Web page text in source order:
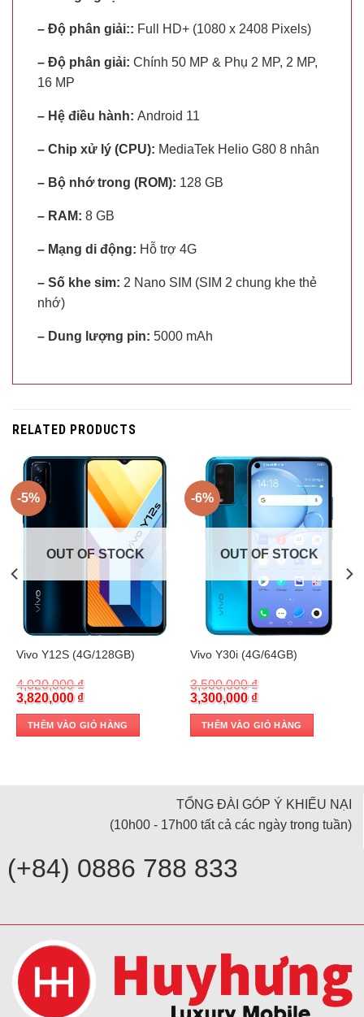
– Độ phân giải:: Full HD+ (1080 x 2408 Pixels)
– Độ phân giải: Chính 50 MP & Phụ 2 MP, 2 MP,
16 MP
– Hệ điều hành: Android 11
– Chip xử lý (CPU): MediaTek Helio G80 8 nhân
– Bộ nhớ trong (ROM): 128 GB
– RAM: 8 GB
– Mạng di động: Hỗ trợ 4G
– Số khe sim: 2 Nano SIM (SIM 2 chung khe thẻ
nhớ)
– Dung lượng pin: 5000 mAh
RELATED PRODUCTS
-5%
OUT OF STOCK
Vivo Y12S (4G/128GB)
4,020,000₫
Original
price
was:
4,020,000 ₫.
3,820,000 ₫Current
price
is:
3,820,000 ₫.
THÊM VÀO GIỎ HÀNG
-6%
Trả góp 0%
OUT OF STOCK
Vivo Y30i (4G/64GB)
3,500,000₫
Original
price
was:
3,500,000 ₫.
3,300,000 ₫Current
price
is:
3,300,000 ₫.
THÊM VÀO GIỎ HÀNG
TỔNG ĐÀI GÓP Ý KHIẾU NẠI
(10h00 - 17h00 tất cả các ngày trong tuần)
(+84) 0886 788 833